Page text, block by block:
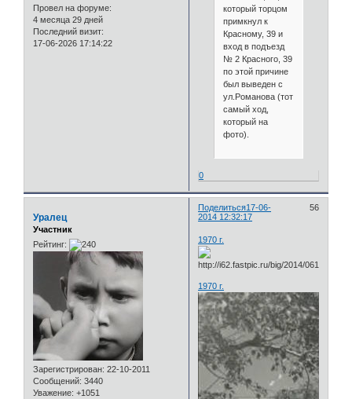
Провел на форуме:
4 месяца 29 дней
Последний визит:
17-06-2026 17:14:22
который торцом
примкнул к
Красному, 39 и
вход в подъезд
№ 2 Красного, 39
по этой причине
был выведен с
ул.Романова (тот
самый ход,
который на
фото).
0
Поделиться 56
17-06-
2014 12:32:17
Уралец
Участник
Рейтинг:
Зарегистрирован: 22-10-2011
Сообщений: 3440
Уважение: +1051
1970 г.
1970 г.